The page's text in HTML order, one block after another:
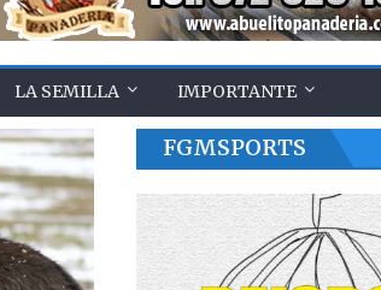
LA SEMILLA IMPORTANTE
FGMSPORTS